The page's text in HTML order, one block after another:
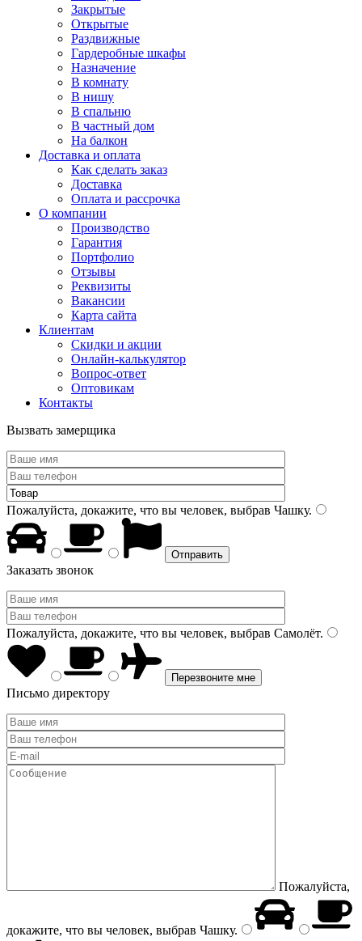
Закрытые
Открытые
Раздвижные
Гардеробные шкафы
Назначение
В комнату
В нишу
В спальню
В частный дом
На балкон
Доставка и оплата
Как сделать заказ
Доставка
Оплата и рассрочка
О компании
Производство
Гарантия
Портфолио
Отзывы
Реквизиты
Вакансии
Карта сайта
Клиентам
Скидки и акции
Онлайн-калькулятор
Вопрос-ответ
Оптовикам
Контакты
Вызвать замерщика
Пожалуйста, докажите, что вы человек, выбрав Чашку.
Заказать звонок
Пожалуйста, докажите, что вы человек, выбрав Самолёт.
Письмо директору
Пожалуйста,
докажите, что вы человек, выбрав Чашку.